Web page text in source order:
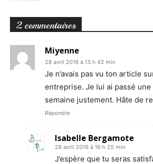
2 commentaires
Miyenne
28 avril 2016 à 13 h 42 min
Je n’avais pas vu ton article
entreprise. Je lui ai passé
semaine justement. Hâte de
Répondre
Isabelle Bergamote
28 avril 2016 à 16 h 25 min
J’espère que tu seras